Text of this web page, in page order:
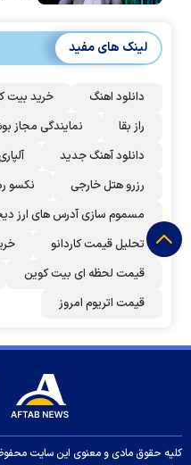
لینک های مفید
دانلود اهنگ خرید بیت
راز بقا
نمایندگی مجاز
دانلود آهنگ جدید
رزرو هتل خارجی
نکسو
مسموم سازی آدرس های ارز
تحلیل قیمت کاردانو
قیمت لحظه ای بیت کوین
قیمت اتریوم امروز
کلیه حقوق مادی و معنوی این سایت محفوظ